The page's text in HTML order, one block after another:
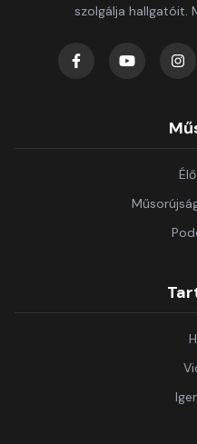
szolgálja hallgatóit.